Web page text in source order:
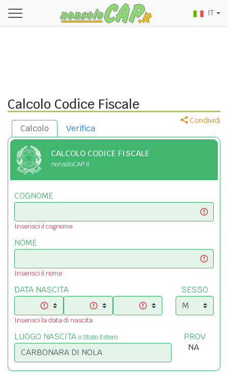
IT
Calcolo Codice Fiscale
Condividi
Calcolo Verifica
CALCOLO CODICE FISCALE
nonsoloCAP.it
COGNOME
Inserisci il cognome
NOME
Inserisci il nome
DATA NASCITA
Inserisci la data di nascita
SESSO
LUOGO NASCITA o Stato Estero PROV